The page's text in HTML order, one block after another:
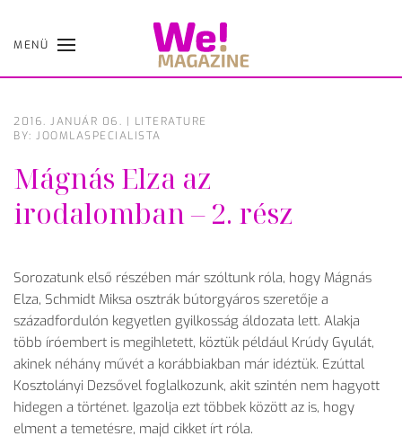
Skip
MENÜ
2016. JANUÁR 06. | LITERATURE
BY: JOOMLASPECIALISTA
Mágnás Elza az
irodalomban – 2. rész
Sorozatunk első részében már szóltunk róla, hogy Mágnás
Elza, Schmidt Miksa osztrák bútorgyáros szeretője a
századfordulón kegyetlen gyilkosság áldozata lett. Alakja
több íróembert is megihletett, köztük például Krúdy Gyulát,
akinek néhány művét a korábbiakban már idéztük. Ezúttal
Kosztolányi Dezsővel foglalkozunk, akit szintén nem hagyott
hidegen a történet. Igazolja ezt többek között az is, hogy
elment a temetésre, majd cikket írt róla.